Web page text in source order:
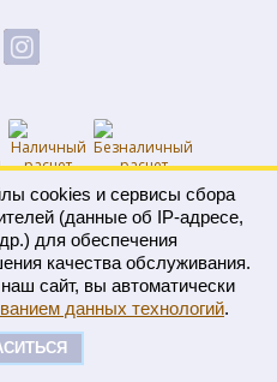
характер и не является
cookies и сервисы сбора
(данные об IP-адресе,
для обеспечения
качества обслуживания.
сайт, вы автоматически
данных технологий.